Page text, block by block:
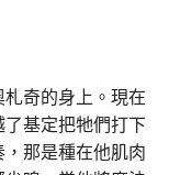
奇的身上。現在
基定把牠們打下
那是種在他肌肉